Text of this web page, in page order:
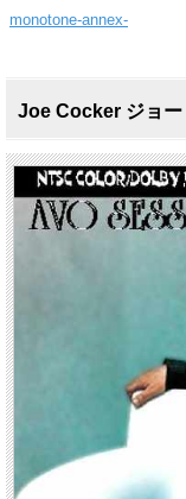
monotone-annex-
Joe Cocker ジョ